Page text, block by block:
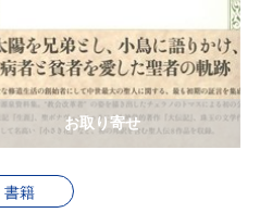
書籍
お取り寄せ